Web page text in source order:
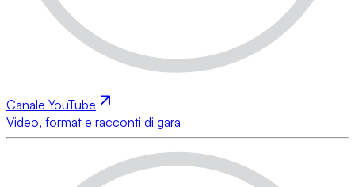
Canale YouTube
Video, format e racconti di gara